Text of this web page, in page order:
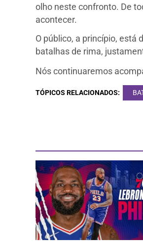
olho neste confronto. De
acontecer.
O público, a princípio,
batalhas de rima,
Nós continuaremos
TÓPICOS RELACIONADOS: